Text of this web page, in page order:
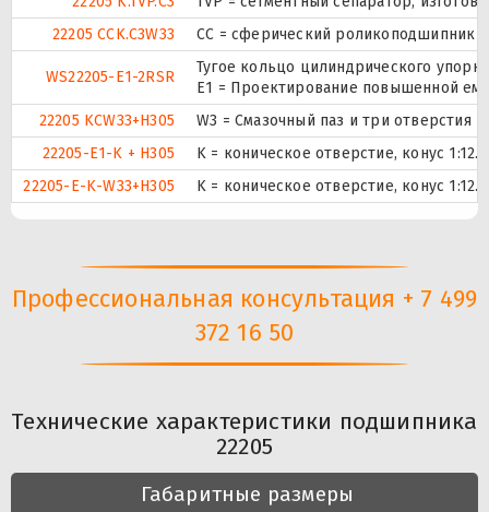
22205 CCK.C3W33
CC = сферический роликоподшипник
WS22205-E1-2RSR
Тугое кольцо цилиндрического
E1 = Проектирование повышенной
22205 KCW33+H305
W3 = Смазочный паз и три отверстия
22205-E1-K + H305
K = коническое отверстие, конус
22205-E-K-W33+H305
K = коническое отверстие, конус
Профессиональная консультация + 7 499
372 16 50
Технические характеристики подшипника
22205
Габаритные размеры